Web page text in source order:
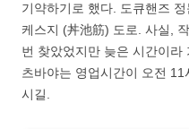
기약하기로 했다. 도큐핸즈
케스지 (丼池筋) 도로. 사실,
번 찾았었지만 늦은 시간이
츠바야는 영업시간이 오전
시길.